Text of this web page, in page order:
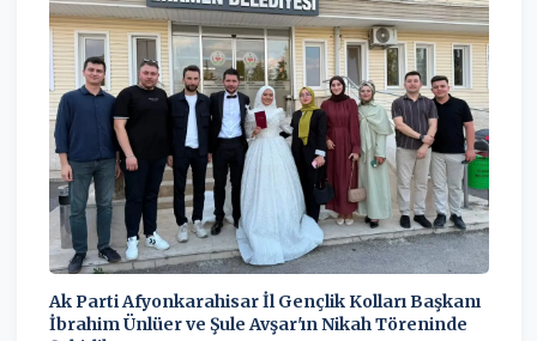
Ak Parti Afyonkarahisar İl Gençlik Kolları Başkanı
İbrahim Ünlüer ve Şule Avşar'ın Nikah Töreninde